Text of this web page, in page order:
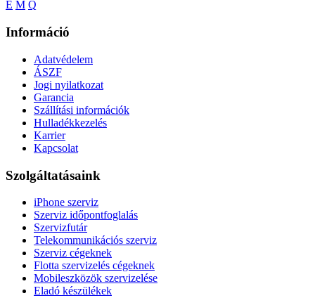
E M Q
Információ
Adatvédelem
ÁSZF
Jogi nyilatkozat
Garancia
Szállítási információk
Hulladékkezelés
Karrier
Kapcsolat
Szolgáltatásaink
iPhone szerviz
Szerviz időpontfoglalás
Szervizfutár
Telekommunikációs szerviz
Szerviz cégeknek
Flotta szervizelés cégeknek
Mobileszközök szervizelése
Eladó készülékek